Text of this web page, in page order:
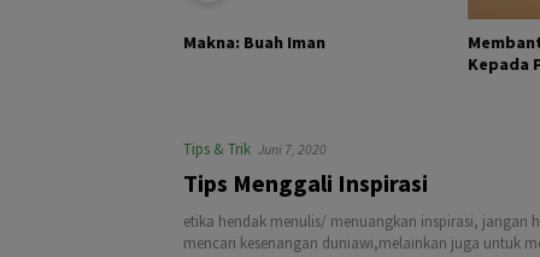
Makna: Buah Iman
Kepada
Tips & Trik Juni 7, 2020
Tips Menggali Inspirasi
etika hendak menulis/ menuangkan inspirasi, jangan
mencari kesenangan duniawi,melainkan juga untuk